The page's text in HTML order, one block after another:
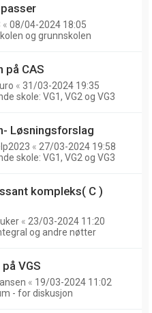
« 08/04-2024 18:05
og grunnskolen
på CAS
« 31/03-2024 19:35
skole: VG1, VG2 og VG3
Løsningsforslag
« 27/03-2024 19:58
skole: VG1, VG2 og VG3
kompleks( C )
« 23/03-2024 11:20
og andre nøtter
VGS
« 19/03-2024 11:02
- for diskusjon